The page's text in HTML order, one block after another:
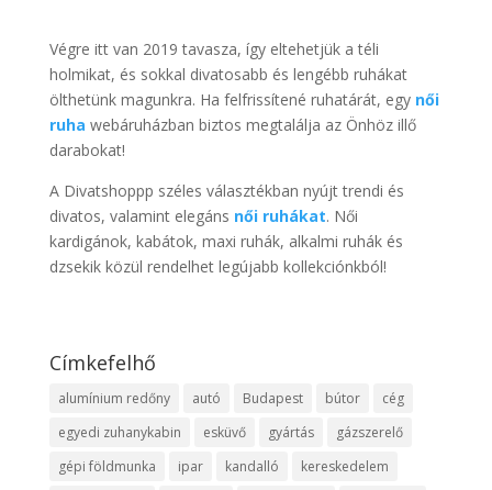
Végre itt van 2019 tavasza, így eltehetjük a téli
holmikat, és sokkal divatosabb és lengébb ruhákat
ölthetünk magunkra. Ha felfrissítené ruhatárát, egy női
ruha webáruházban biztos megtalálja az Önhöz illő
darabokat!
A Divatshoppp széles választékban nyújt trendi és
divatos, valamint elegáns női ruhákat. Női
kardigánok, kabátok, maxi ruhák, alkalmi ruhák és
dzsekik közül rendelhet legújabb kollekciónkból!
Címkefelhő
alumínium redőny autó Budapest bútor
cég
egyedi zuhanykabin
esküvő gyártás
gázszerelő
gépi földmunka
ipar kandalló
kereskedelem